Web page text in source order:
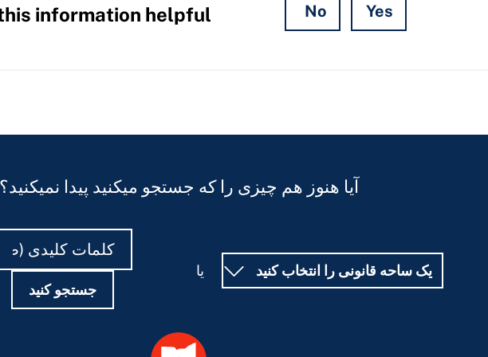
information helpful? Yes
No
آیا هنوز هم چیزی را که جستجو میکنید پیدا نمیکنید؟
یک ساحه قانونی را انتخاب کنید یا
جستجو کنید